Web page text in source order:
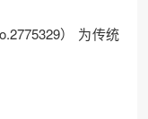
） 为传统